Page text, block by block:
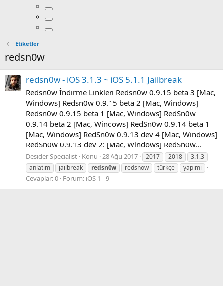
Etiketler
redsn0w
redsn0w - iOS 3.1.3 ~ iOS 5.1.1 Jailbreak
Redsn0w İndirme Linkleri Redsn0w 0.9.15 beta 3 [Mac,
Windows] Redsn0w 0.9.15 beta 2 [Mac, Windows]
Redsn0w 0.9.15 beta 1 [Mac, Windows] RedSn0w
0.9.14 beta 2 [Mac, Windows] RedSn0w 0.9.14 beta 1
[Mac, Windows] RedSn0w 0.9.13 dev 4 [Mac, Windows]
RedSn0w 0.9.13 dev 2: [Mac, Windows] RedSn0w...
Desider Specialist Konu 28 Ağu 2017 2017 2018
3.1.3
anlatım
jailbreak redsn0w redsnow türkçe yapımı
Cevaplar: 0 Forum: iOS 1 - 9